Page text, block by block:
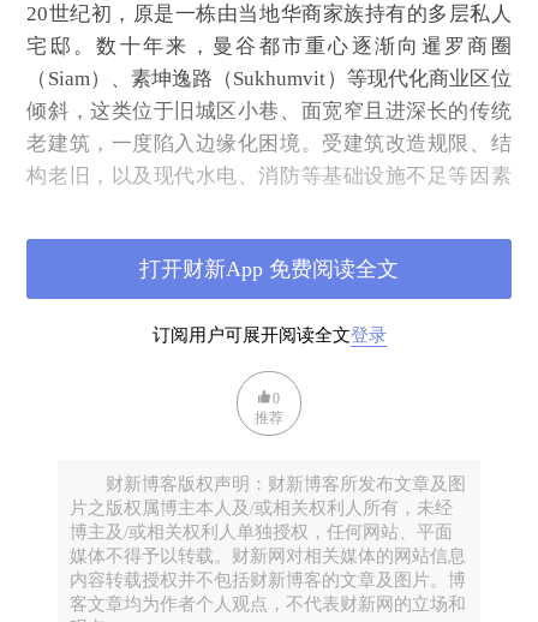
20世纪初，原是一栋由当地华商家族持有的多层私人
宅邸。数十年来，曼谷都市重心逐渐向暹罗商圈
（Siam）、素坤逸路（Sukhumvit）等现代化商业区位
倾斜，这类位于旧城区小巷、面宽窄且进深长的传统
老建筑，一度陷入边缘化困境。受建筑改造规限、结
构老旧，以及现代水电、消防等基础设施不足等因素
基地、咖啡厅或小众酒吧零星营运，资产价值长期被
Mangkon）通车，这片旧城区迎来了"绅士化
（Gentrification）"的转折点。老城区特有的斑驳红
砖、旧时光留下的磨石子地板与天井，在社交媒体时
Vuitton 全球130周年庆典的选址需求，双方一拍即
品牌抉择：为什么LV宁可舍弃顶级商场，也要选址于
订阅用户可展开阅读全文登录
打开财新App 免费阅读全文
0
推荐
财新博客版权声明：财新博客所发布文章及图
片之版权属博主本人及/或相关权利人所有，未经
博主及/或相关权利人单独授权，任何网站、平面
媒体不得予以转载。财新网对相关媒体的网站信息
内容转载授权并不包括财新博客的文章及图片。博
客文章均为作者个人观点，不代表财新网的立场和